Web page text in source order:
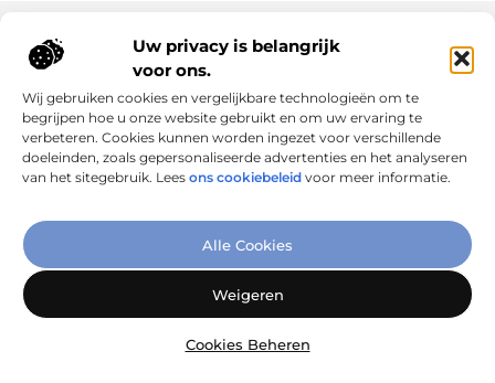
Uw privacy is belangrijk
voor ons.
Wij gebruiken cookies en vergelijkbare technologieën om te
begrijpen hoe u onze website gebruikt en om uw ervaring te
verbeteren. Cookies kunnen worden ingezet voor verschillende
doeleinden, zoals gepersonaliseerde advertenties en het analyseren
van het sitegebruik. Lees ons cookiebeleid voor meer informatie.
Alle Cookies
Weigeren
Cookies Beheren
Verbind Artikelen, Deel Inzichten
vandaag nog!
Onze informatie